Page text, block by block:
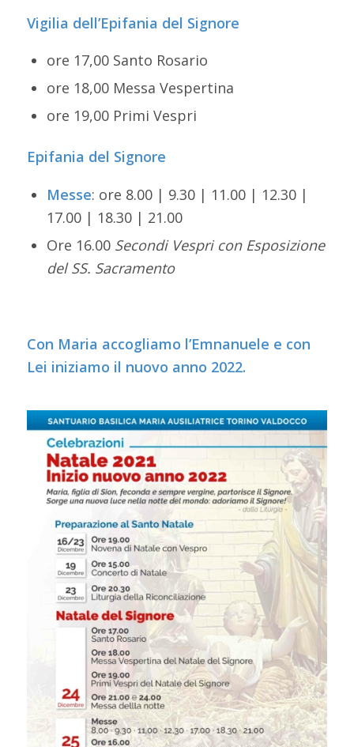
Vigilia dell’Epifania del Signore
ore 17,00 Santo Rosario
ore 18,00 Messa Vespertina
ore 19,00 Primi Vespri
Epifania del Signore
Messe: ore 8.00 | 9.30 | 11.00 | 12.30 |
17.00 | 18.30 | 21.00
Ore 16.00 Secondi Vespri con Esposizione
del SS. Sacramento
Con Maria accogliamo l’Emnanuele e con
Lei iniziamo il nuovo anno 2022.